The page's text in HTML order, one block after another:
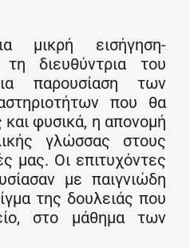
μικρή εισήγηση-
διευθύντρια του
παρουσίαση των
που θα
φυσικά, η απονομή
γλώσσας στους
μας. Οι επιτυχόντες
με παιγνιώδη
της δουλειάς που
στο μάθημα των